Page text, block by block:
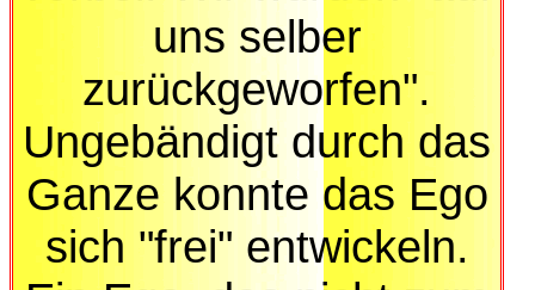
uns selber
zurückgeworfen".
Ungebändigt durch das
Ganze konnte das Ego
sich "frei" entwickeln.